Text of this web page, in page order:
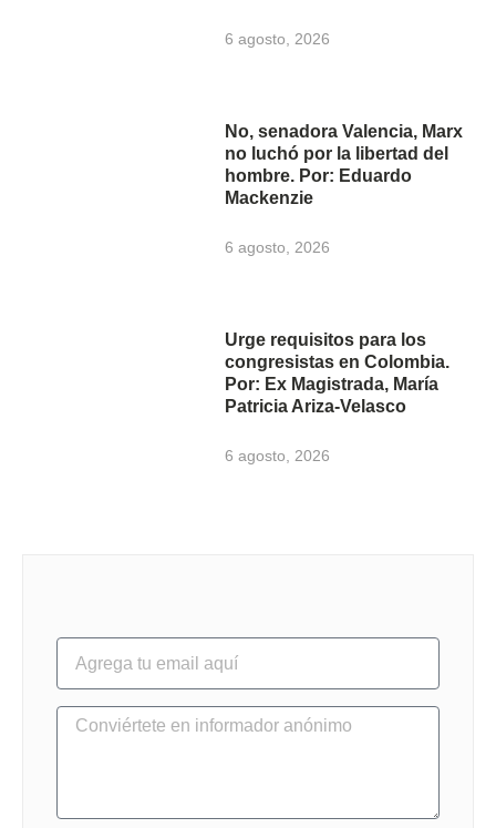
6 agosto, 2026
No, senadora Valencia, Marx
no luchó por la libertad del
hombre. Por: Eduardo
Mackenzie
6 agosto, 2026
Urge requisitos para los
congresistas en Colombia.
Por: Ex Magistrada, María
Patricia Ariza-Velasco
6 agosto, 2026